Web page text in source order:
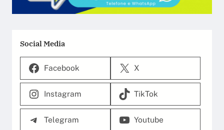
Social Media
Facebook X
Instagram TikTok
Telegram Youtube